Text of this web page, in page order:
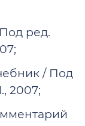
ред.
/ Под
2007;